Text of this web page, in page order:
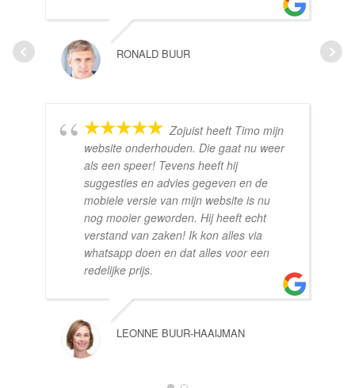
RONALD BUUR
Zojuist heeft Timo mijn
website onderhouden. Die gaat nu weer
als een speer! Tevens heeft hij
suggesties en advies gegeven en de
mobiele versie van mijn website is nu
nog mooier geworden. Hij heeft echt
verstand van zaken! Ik kon alles via
whatsapp doen en dat alles voor een
redelijke prijs.
LEONNE BUUR-HAAIJMAN